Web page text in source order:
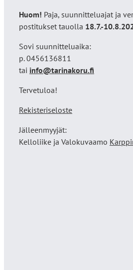
Huom! Paja, suunnitteluajat ja
postitukset tauolla 18.7.-
Sovi suunnitteluaika:
p. 0456136811
tai info@tarinakoru.fi
Tervetuloa!
Rekisteriseloste
Jälleenmyyjät:
Kelloliike ja Valokuvaamo